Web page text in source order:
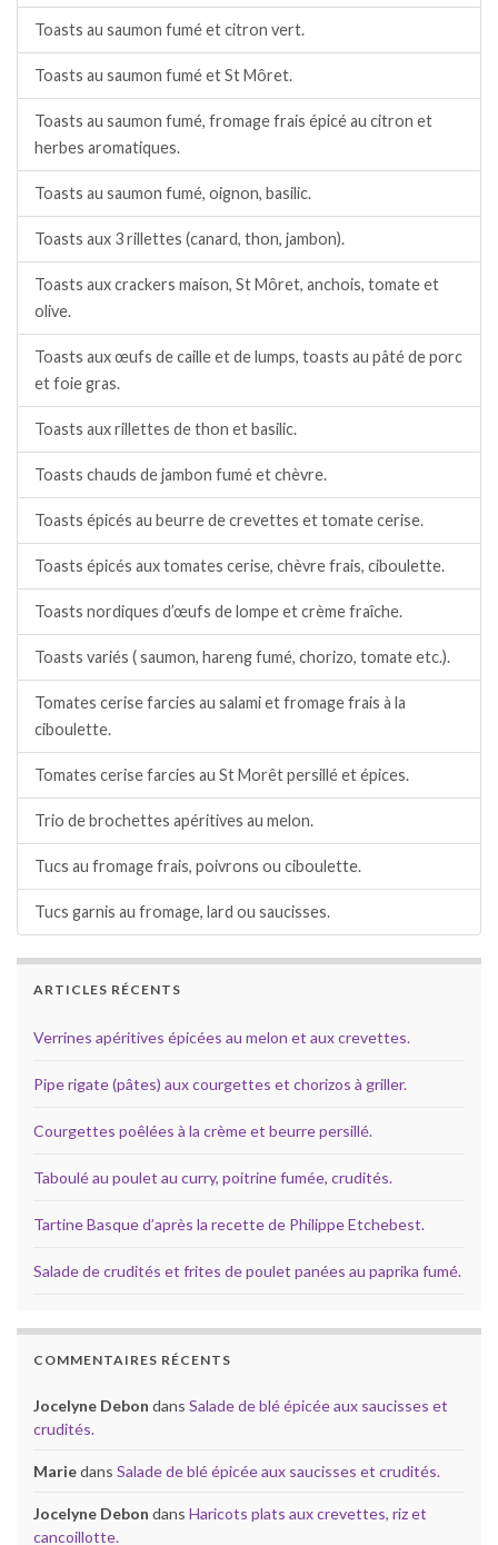
Toasts au saumon fumé et citron vert.
Toasts au saumon fumé et St Môret.
Toasts au saumon fumé, fromage frais épicé au citron et
herbes aromatiques.
Toasts au saumon fumé, oignon, basilic.
Toasts aux 3 rillettes (canard, thon, jambon).
Toasts aux crackers maison, St Môret, anchois, tomate et
olive.
Toasts aux œufs de caille et de lumps, toasts au pâté de porc
et foie gras.
Toasts aux rillettes de thon et basilic.
Toasts chauds de jambon fumé et chèvre.
Toasts épicés au beurre de crevettes et tomate cerise.
Toasts épicés aux tomates cerise, chèvre frais, ciboulette.
Toasts nordiques d’œufs de lompe et crème fraîche.
Toasts variés ( saumon, hareng fumé, chorizo, tomate etc.).
Tomates cerise farcies au salami et fromage frais à la
ciboulette.
Tomates cerise farcies au St Morêt persillé et épices.
Trio de brochettes apéritives au melon.
Tucs au fromage frais, poivrons ou ciboulette.
Tucs garnis au fromage, lard ou saucisses.
ARTICLES RÉCENTS
Verrines apéritives épicées au melon et aux crevettes.
Pipe rigate (pâtes) aux courgettes et chorizos à griller.
Courgettes poêlées à la crème et beurre persillé.
Taboulé au poulet au curry, poitrine fumée, crudités.
Tartine Basque d’après la recette de Philippe Etchebest.
Salade de crudités et frites de poulet panées au paprika fumé.
COMMENTAIRES RÉCENTS
Jocelyne Debon dans Salade de blé épicée aux saucisses et
crudités.
Mariedans Salade de blé épicée aux saucisses et crudités.
Jocelyne Debon dans Haricots plats aux crevettes, riz et
cancoillotte.